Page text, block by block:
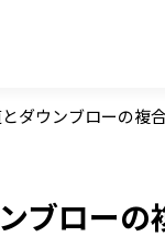
ダウンブローの複
ブロー